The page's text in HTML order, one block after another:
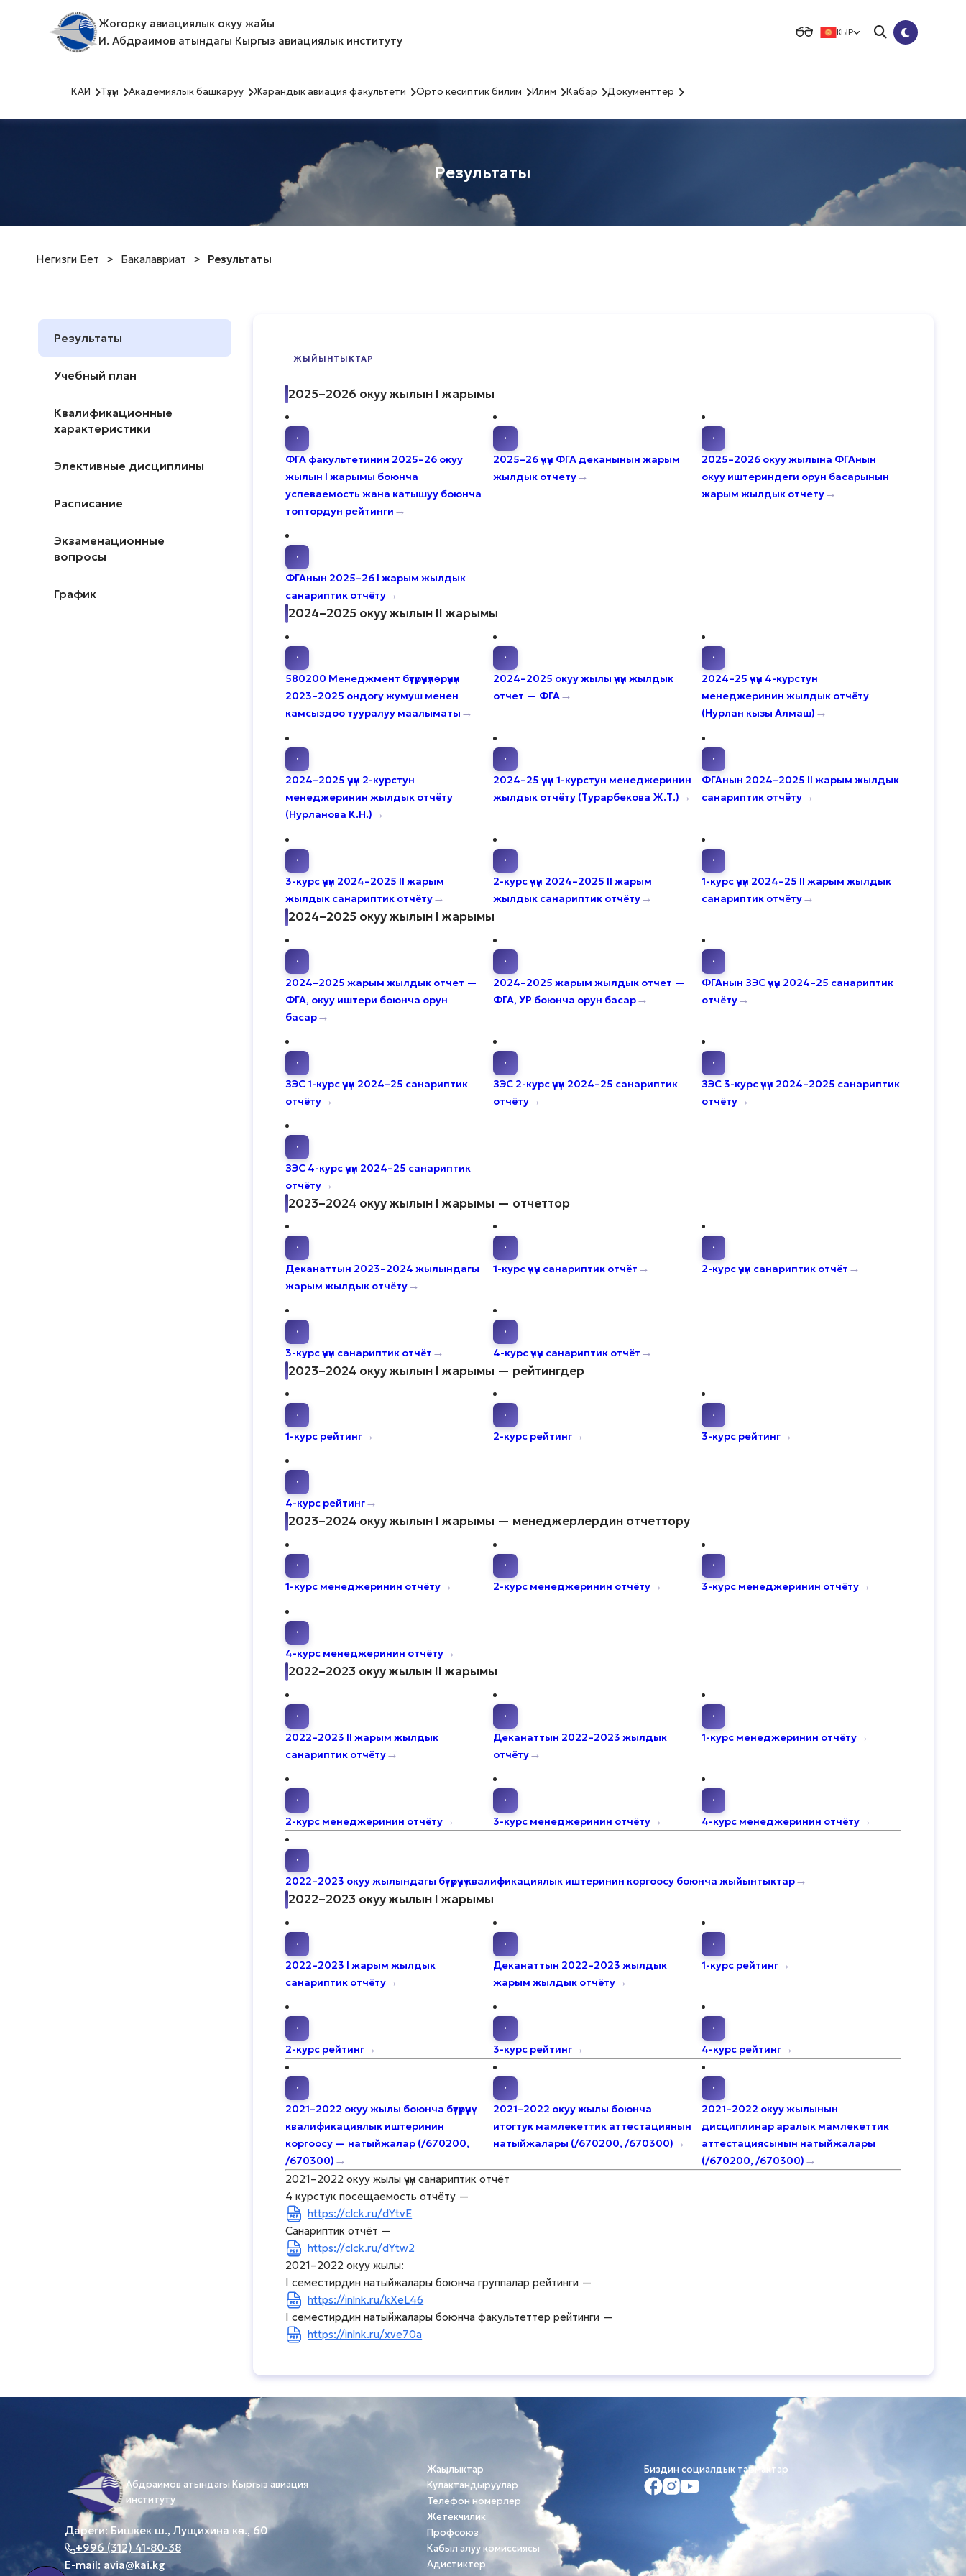
Жогорку авиациялык окуу жайы
И. Абдраимов атындагы Кыргыз авиациялык институту
КЫР
КАИ Түзүм Академиялык башкаруу Жарандык авиация факультети Орто кесиптик билим Илим Кабар Документтер
Негизги Бет > Бакалавриат > Результаты
Результаты
Результаты
Учебный план
Квалификационные
характеристики
Элективные дисциплины
Расписание
Экзаменационные
вопросы
График
ЖЫЙЫНТЫКТАР
2025–2026 окуу жылын I жарымы
·
ФГА факультетинин 2025–26 окуу
жылын I жарымы боюнча
успеваемость жана катышуу боюнча
топтордун рейтинги →
·
2025–26 үчүн ФГА деканынын жарым
жылдык отчету→
·
2025–2026 окуу жылына ФГАнын
окуу иштериндеги орун басарынын
жарым жылдык отчету→
·
ФГАнын 2025–26 I жарым жылдык
санариптик отчёту→
2024–2025 окуу жылын II жарымы
·
580200 Менеджмент бүтүрүүчүлөрүнүн
2023–2025 ондогу жумуш менен
камсыздоо тууралуу маалыматы →
·
2024–2025 окуу жылы үчүн жылдык
отчет — ФГА→
·
2024–25 үчүн 4-курстун
менеджеринин жылдык отчёту
(Нурлан кызы Алмаш) →
·
2024–2025 үчүн 2-курстун
менеджеринин жылдык отчёту
(Нурланова К.Н.) →
·
2024–25 үчүн 1-курстун менеджеринин
жылдык отчёту (Турарбекова Ж.Т.) →
·
ФГАнын 2024–2025 II жарым жылдык
санариптик отчёту→
·
3-курс үчүн 2024–2025 II жарым
жылдык санариптик отчёту→
·
2-курс үчүн 2024–2025 II жарым
жылдык санариптик отчёту→
·
1-курс үчүн 2024–25 II жарым жылдык
санариптик отчёту→
2024–2025 окуу жылын I жарымы
·
2024–2025 жарым жылдык отчет —
ФГА, окуу иштери боюнча орун
басар→
·
2024–2025 жарым жылдык отчет —
ФГА, УР боюнча орун басар→
·
ФГАнын ЗЭС үчүн 2024–25 санариптик
отчёту→
·
ЗЭС 1-курс үчүн 2024–25 санариптик
отчёту→
·
ЗЭС 2-курс үчүн 2024–25 санариптик
отчёту→
·
ЗЭС 3-курс үчүн 2024–2025 санариптик
отчёту→
·
ЗЭС 4-курс үчүн 2024–25 санариптик
отчёту→
2023–2024 окуу жылын I жарымы — отчеттор
·
Деканаттын 2023–2024 жылындагы
жарым жылдык отчёту→
·
1-курс үчүн санариптик отчёт →
·
2-курс үчүн санариптик отчёт →
·
3-курс үчүн санариптик отчёт →
·
4-курс үчүн санариптик отчёт →
2023–2024 окуу жылын I жарымы — рейтингдер
·
1-курс рейтинг→
·
2-курс рейтинг→
·
3-курс рейтинг→
·
4-курс рейтинг→
2023–2024 окуу жылын I жарымы — менеджерлердин отчеттору
·
1-курс менеджеринин отчёту→
·
2-курс менеджеринин отчёту→
·
3-курс менеджеринин отчёту→
·
4-курс менеджеринин отчёту→
2022–2023 окуу жылын II жарымы
·
2022–2023 II жарым жылдык
санариптик отчёту→
·
Деканаттын 2022–2023 жылдык
отчёту→
·
1-курс менеджеринин отчёту→
·
2-курс менеджеринин отчёту→
·
3-курс менеджеринин отчёту→
·
4-курс менеджеринин отчёту→
·
2022–2023 окуу жылындагы бүтүрүүчү квалификациялык иштеринин коргоосу боюнча жыйынтыктар→
2022–2023 окуу жылын I жарымы
·
2022–2023 I жарым жылдык
санариптик отчёту→
·
Деканаттын 2022–2023 жылдык
жарым жылдык отчёту→
·
1-курс рейтинг→
·
2-курс рейтинг→
·
3-курс рейтинг→
·
4-курс рейтинг→
·
2021–2022 окуу жылы боюнча бүтүрүүчү
квалификациялык иштеринин
коргоосу — натыйжалар (/670200,
/670300) →
·
2021–2022 окуу жылы боюнча
итогтук мамлекеттик аттестациянын
натыйжалары (/670200, /670300) →
·
2021–2022 окуу жылынын
дисциплинар аралык мамлекеттик
аттестациясынын натыйжалары
(/670200, /670300) →
2021–2022 окуу жылы үчүн санариптик отчёт
4 курстук посещаемость отчёту —
https://clck.ru/dYtvE
Санариптик отчёт —
https://clck.ru/dYtw2
2021–2022 окуу жылы:
I семестирдин натыйжалары боюнча группалар рейтинги —
https://inlnk.ru/kXeL46
I семестирдин натыйжалары боюнча факультеттер рейтинги —
https://inlnk.ru/xve70a
Абдраимов атындагы Кыргыз авиация
институту
Дареги: Бишкек ш., Лущихина көч., 60
+996 (312) 41-80-38
E-mail: avia@kai.kg
Жаңылыктар
Кулактандыруулар
Телефон номерлер
Жетекчилик
Профсоюз
Кабыл алуу комиссиясы
Адистиктер
Биздин социалдык тармактар